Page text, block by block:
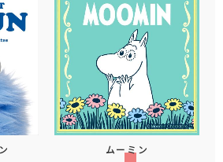
ムーミン